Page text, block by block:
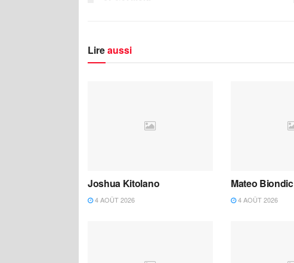
Lireaussi
Joshua Kitolano
4 AOÛT 2026
Mateo Biondic
4 AOÛT 2026